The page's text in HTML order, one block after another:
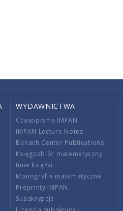
WYDAWNICTWA
Czasopisma IMPAN
IMPAN Lecture Notes
Banach Center Publications
Księgozbiór matematyczny
Inne książki
Monografie matematyczne
Preprinty IMPAN
Subskrypcje